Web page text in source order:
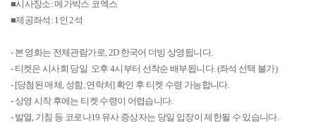
■시사장소: 메가박스 코엑스
■제공좌석: 1인 2석
- 본 영화는 전체관람가로, 2D 한국어 더빙 상영됩니다.
- 티켓은 시사회 당일 오후 4시부터 선착순 배부됩니다. (좌석 선택 불가)
- [당첨된 매체, 성함, 연락처] 확인 후 티켓 수령 가능합니다.
- 상영 시작 후에는 티켓 수령이 어렵습니다.
- 발열, 기침 등 코로나19 유사 증상자는 당일 입장이 제한될 수 있습니다.